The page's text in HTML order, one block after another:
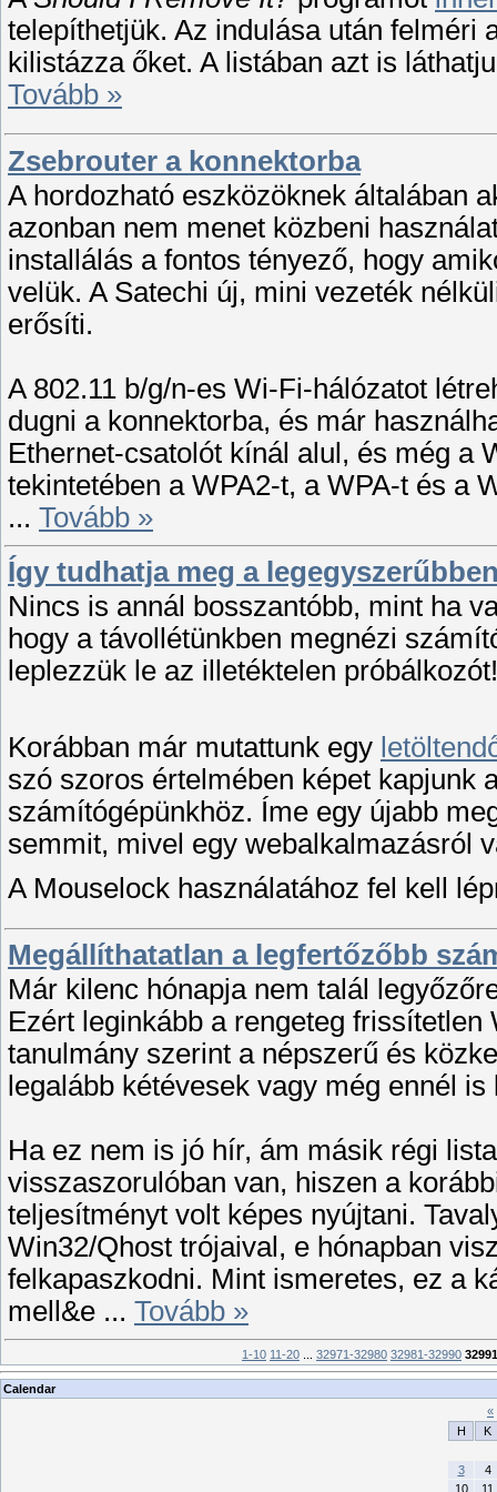
telepíthetjük. Az indulása után felméri
kilistázza őket. A listában azt is
Tovább »
Zsebrouter a konnektorba
A hordozható eszközöknek általában
azonban nem menet közbeni
installálás a fontos tényező, hogy
velük. A Satechi új, mini vezeték
erősíti.
A 802.11 b/g/n-es Wi-Fi-hálózatot
dugni a konnektorba, és már
Ethernet-csatolót kínál alul, és még a
tekintetében a WPA2-t, a WPA-t és a
... Tovább »
Így tudhatja meg a
Nincs is annál bosszantóbb, mint ha
hogy a távollétünkben megnézi
leplezzük le az illetéktelen próbálkozót!
Korábban már mutattunk egy
szó szoros értelmében képet kapjunk
számítógépünkhöz. Íme egy újabb
semmit, mivel egy webalkalmazásról
A Mouselock használatához fel kell
Megállíthatatlan a legfertőzőbb
Már kilenc hónapja nem talál
Ezért leginkább a rengeteg
tanulmány szerint a népszerű és
legalább kétévesek vagy még ennél is
Ha ez nem is jó hír, ám másik régi
visszaszorulóban van, hiszen a
teljesítményt volt képes nyújtani.
Win32/Qhost trójaival, e hónapban
felkapaszkodni. Mint ismeretes, ez a
mell&e ... Tovább »
1-10 11-20 32971-32980 32981-32990
Calendar
«
H
K
3
4
10
11